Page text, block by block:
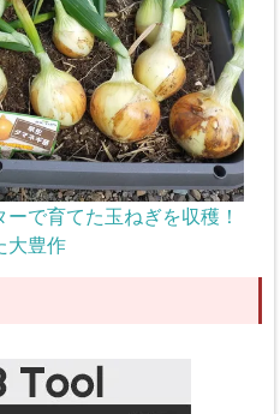
ーで育てた玉ねぎを収穫！
大豊作